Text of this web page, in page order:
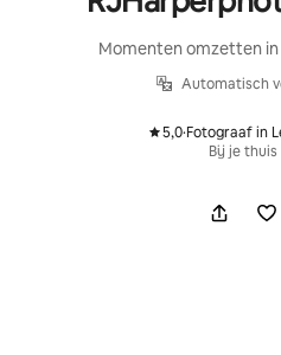
Momenten omzetten
Automatisch
5,0
, ·Fotograaf in
Bij je thuis